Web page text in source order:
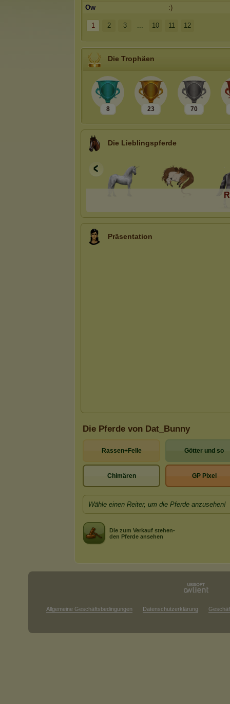
Ow
:)
1 2 3 ... 10 11 12
Die Trophäen
8 23 70
Die Lieblingspferde
Präsentation
Die Pferde von Dat_Bunny
Rassen+Felle Götter und so
Chimären GP Pixel
Wähle einen Reiter, um die Pferde anzusehen!
Die zum Verkauf stehen-
den Pferde ansehen
Allgemeine Geschäftsbedingungen Datenschutzerklärung